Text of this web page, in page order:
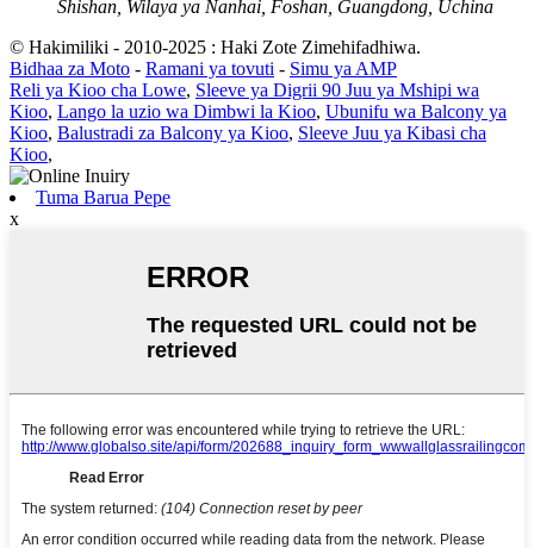
Shishan, Wilaya ya Nanhai, Foshan, Guangdong, Uchina
© Hakimiliki - 2010-2025 : Haki Zote Zimehifadhiwa.
Bidhaa za Moto - Ramani ya tovuti - Simu ya AMP
Reli ya Kioo cha Lowe, Sleeve ya Digrii 90 Juu ya Mshipi wa
Kioo, Lango la uzio wa Dimbwi la Kioo, Ubunifu wa Balcony ya
Kioo, Balustradi za Balcony ya Kioo, Sleeve Juu ya Kibasi cha
Kioo,
Tuma Barua Pepe
x